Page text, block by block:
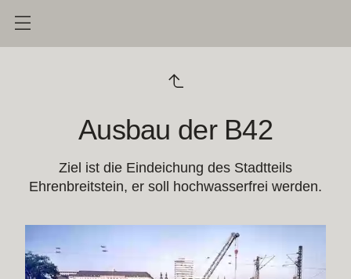
Ausbau der B42
Ziel ist die Eindeichung des Stadtteils
Ehrenbreitstein, er soll hochwasserfrei werden.